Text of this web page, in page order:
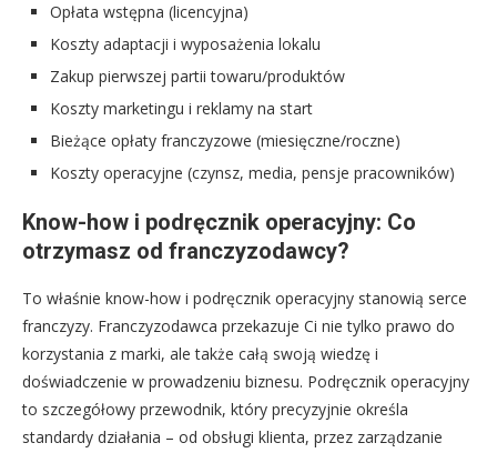
Opłata wstępna (licencyjna)
Koszty adaptacji i wyposażenia lokalu
Zakup pierwszej partii towaru/produktów
Koszty marketingu i reklamy na start
Bieżące opłaty franczyzowe (miesięczne/roczne)
Koszty operacyjne (czynsz, media, pensje pracowników)
Know-how i podręcznik operacyjny: Co
otrzymasz od franczyzodawcy?
To właśnie know-how i podręcznik operacyjny stanowią serce
franczyzy. Franczyzodawca przekazuje Ci nie tylko prawo do
korzystania z marki, ale także całą swoją wiedzę i
doświadczenie w prowadzeniu biznesu. Podręcznik operacyjny
to szczegółowy przewodnik, który precyzyjnie określa
standardy działania – od obsługi klienta, przez zarządzanie